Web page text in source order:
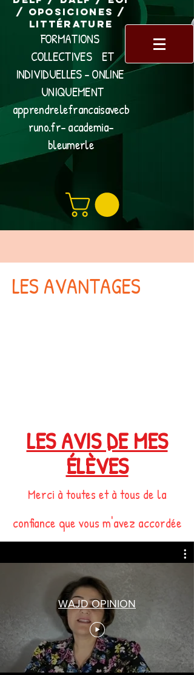
/ Oposiciones /
Littérature
FORMATIONS
COLLECTIVES ET
INDIVIDUELLES - ONLINE
UNIQUEMENT
apprendrelefrancaisavecb
runo.fr- academia-
bleumerle
LES AVANTAGES
LES AVIS DE MES
ÉLÈVES
Merci à toutes et à tous de la
confiance que vous m'avez accordée
WAJD OPINION